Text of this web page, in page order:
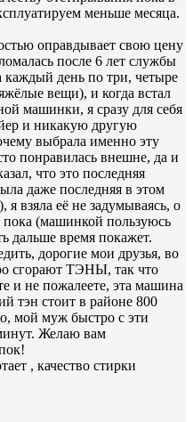
меньше месяца.
оправдывает свою цену
после 6 лет службы
каждый день по три, четыре
вещи), и когда встал
машинки, я сразу для себя
и никакую другую
выбрала именно эту
понравилась внешне, да и
что это последняя
даже последняя в этом
я взяла её не задумываясь, о
(машинкой пользуюсь
дальше время покажет.
дорогие мои друзья, во
сгорают ТЭНЫ, так что
и не пожалеете, эта машина
тэн стоит в районе 800
мой муж быстро с эти
Желаю вам
, качество стирки